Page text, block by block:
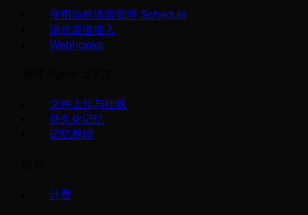
使用自然语言管理 Schedule
消息渠道接入
Webhooks
文件上传与挂载
持久化记忆
记忆整理
计费